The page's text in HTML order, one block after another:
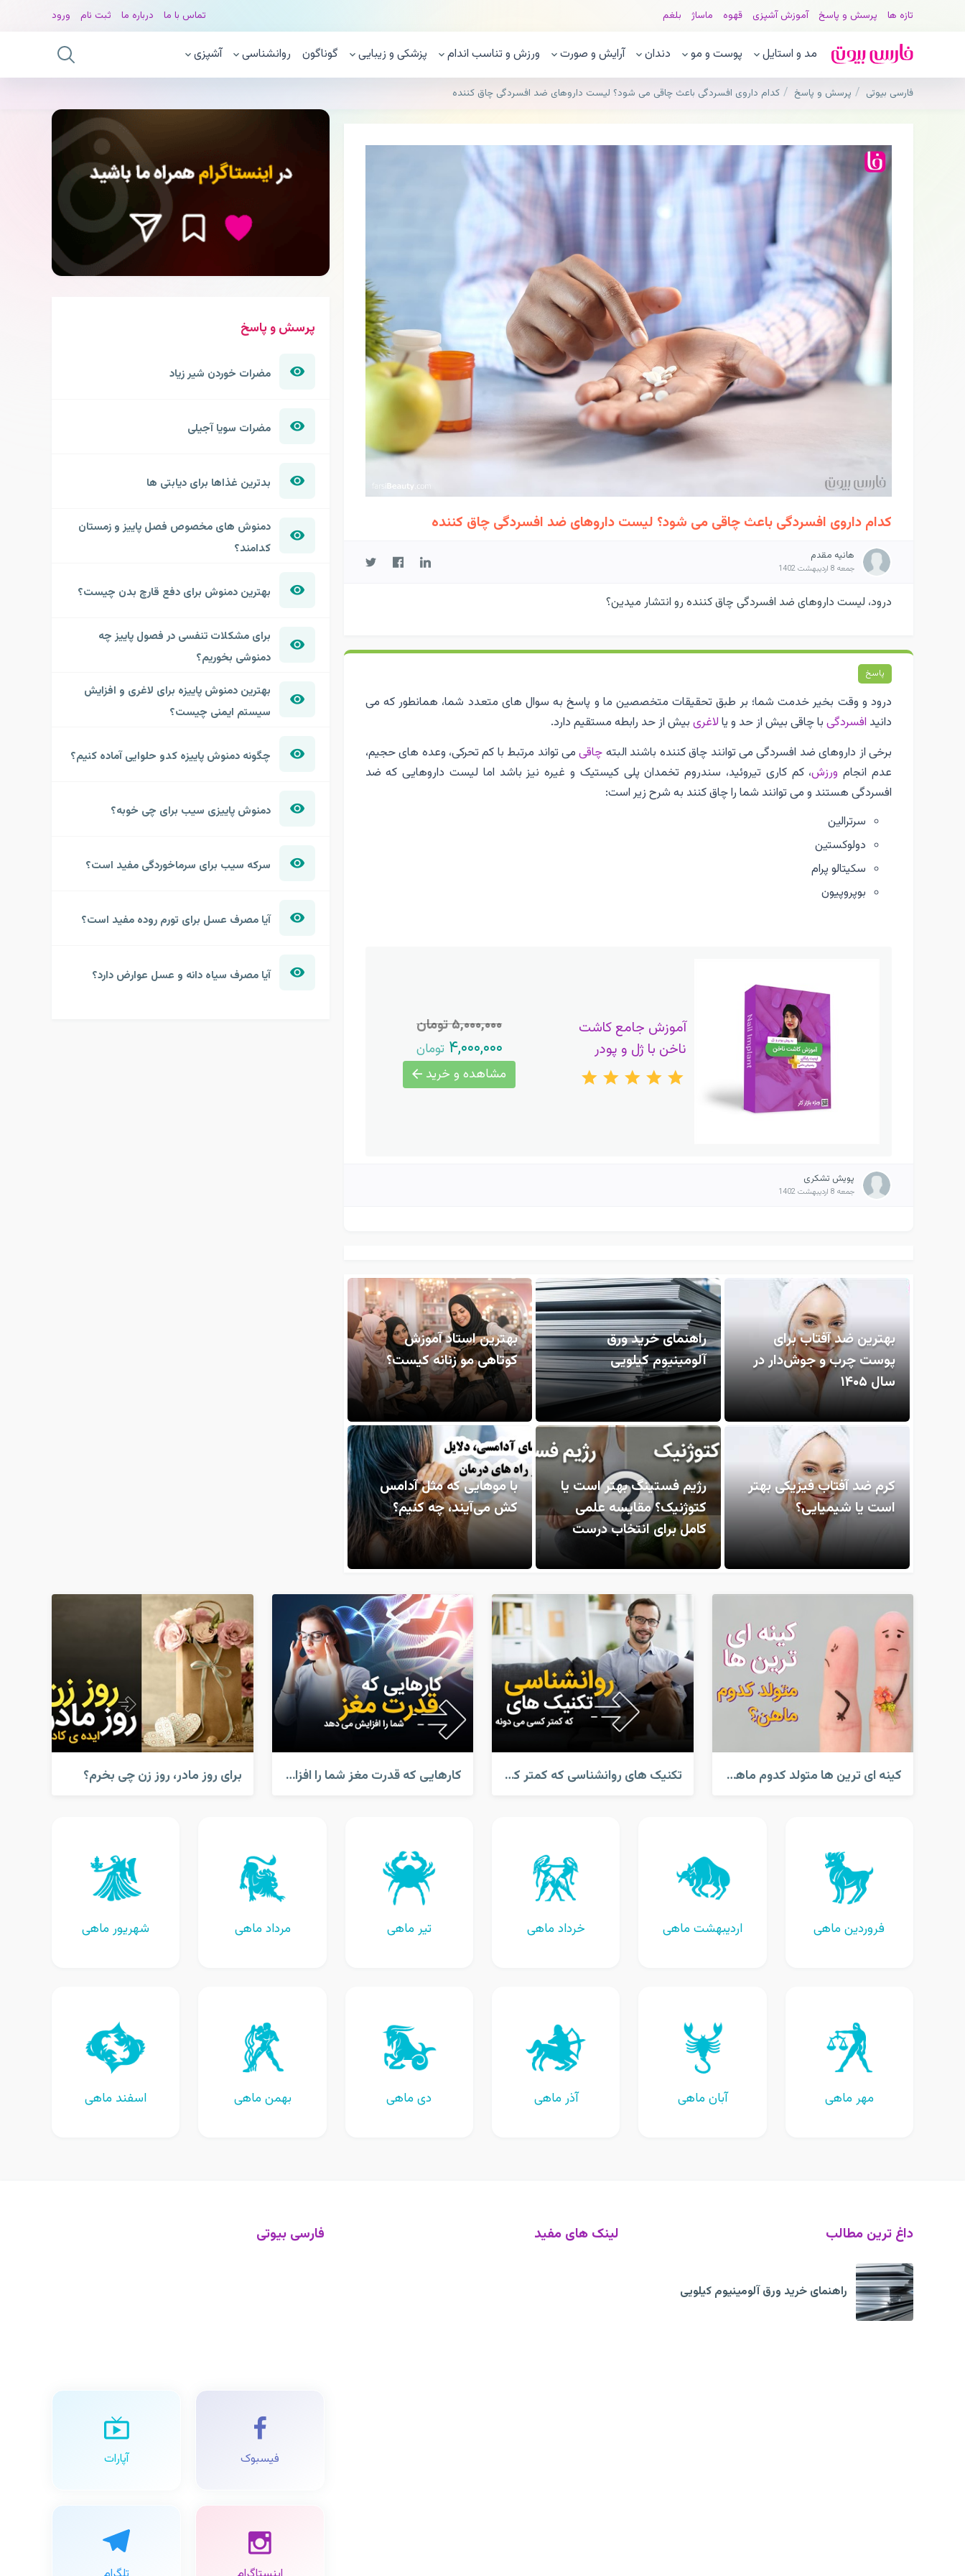
تازه ها پرسش و پاسخ آموزش آشپزی قهوه ماساژ بلغم تماس با ما درباره ما ثبت نام ورود
مد و استایل پوست و مو دندان آرایش و صورت ورزش و تناسب اندام پزشکی و زیبایی گوناگون روانشناسی آشپزی
فارسی بیوتی پرسش و پاسخ کدام داروی افسردگی باعث چاقی می شود؟ لیست داروهای ضد افسردگی چاق کننده
کدام داروی افسردگی باعث چاقی می شود؟ لیست داروهای ضد افسردگی چاق کننده
هانیه مقدم
جمعه 8 اردیبهشت 1402
درود، لیست داروهای ضد افسردگی چاق کننده رو انتشار میدین؟
پاسخ
درود و وقت بخیر خدمت شما؛ بر طبق تحقیقات متخصصین ما و پاسخ به سوال های متعدد شما، همانطور که می
دانید افسردگیبا چاقی بیش از حد و یالاغریبیش از حد رابطه مستقیم دارد.
برخی از داروهای ضد افسردگی می توانند چاق کننده باشند البتهچاقیمی تواند مرتبط با کم تحرکی، وعده های حجیم،
عدم انجام ورزش، کم کاری تیروئید، سندروم تخمدان پلی کیستیک و غیره نیز باشد اما لیست داروهایی که ضد
افسردگی هستند و می توانند شما را چاق کنند به شرح زیر است:
سرترالین
دولوکستین
سکیتالو پرام
بوپروپیون
آموزش جامع کاشت
ناخن با ژل و پودر
۵,۰۰۰,۰۰۰ تومان
۴,۰۰۰,۰۰۰ تومان
مشاهده و خرید
پویش تشکری
جمعه 8 اردیبهشت 1402
بهترین ضد آفتاب برای
پوست چرب و جوش‌دار در
سال ۱۴۰۵
راهنمای خرید ورق
آلومینیوم کیلویی
بهترین استاد آموزش
کوتاهی مو زنانه کیست؟
کرم ضد آفتاب فیزیکی بهتر
است یا شیمیایی؟
رژیم فستینگ بهتر است یا
کتوژنیک؟ مقایسه علمی
کامل برای انتخاب درست
با موهایی که مثل آدامس
کش می‌آیند، چه کنیم؟
پرسش و پاسخ
مضرات خوردن شیر زیاد
مضرات سویا آجیلی
بدترین غذاها برای دیابتی ها
دمنوش های مخصوص فصل پاییز و زمستان
کدامند؟
بهترین دمنوش برای دفع قارچ بدن چیست؟
برای مشکلات تنفسی در فصول پاییز چه
دمنوشی بخوریم؟
بهترین دمنوش پاییزه برای لاغری و افزایش
سیستم ایمنی چیست؟
چگونه دمنوش پاییزه کدو حلوایی آماده کنیم؟
دمنوش پاییزی سیب برای چی خوبه؟
سرکه سیب برای سرماخوردگی مفید است؟
آیا مصرف عسل برای تورم روده مفید است؟
آیا مصرف سیاه دانه و عسل عوارض دارد؟
کینه ای ترین ها متولد کدوم ماهن؟ تکنیک های روانشناسی که کمتر کسی میدونه کارهایی که قدرت مغز شما را افزایش می دهد! برای روز مادر، روز زن چی بخرم؟
فروردین ماهی اردیبهشت ماهی خرداد ماهی تیر ماهی مرداد ماهی شهریور ماهی
مهر ماهی آبان ماهی آذر ماهی دی ماهی بهمن ماهی اسفند ماهی
داغ ترین مطالب
راهنمای خرید ورق آلومینیوم کیلویی
لینک های مفید فارسی بیوتی
فیسبوک آپارات